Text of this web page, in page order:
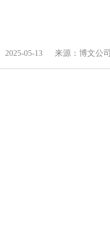
2025-05-13 来源：博文公司